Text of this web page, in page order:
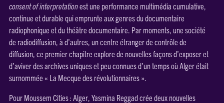
consent of interpretationest une performance multimédia cumulative,
continue et durable qui emprunte aux genres du documentaire
radiophonique et du théâtre documentaire. Par moments, une société
de radiodiffusion, à d’autres, un centre étranger de contrôle de
diffusion, ce premier chapitre explore de nouvelles façons d’exposer et
d’aviver des archives uniques et peu connues d’un temps où Alger était
surnommée « La Mecque des révolutionnaires ».
Pour Moussem Cities : Alger, Yasmina Reggad crée deux nouvelles